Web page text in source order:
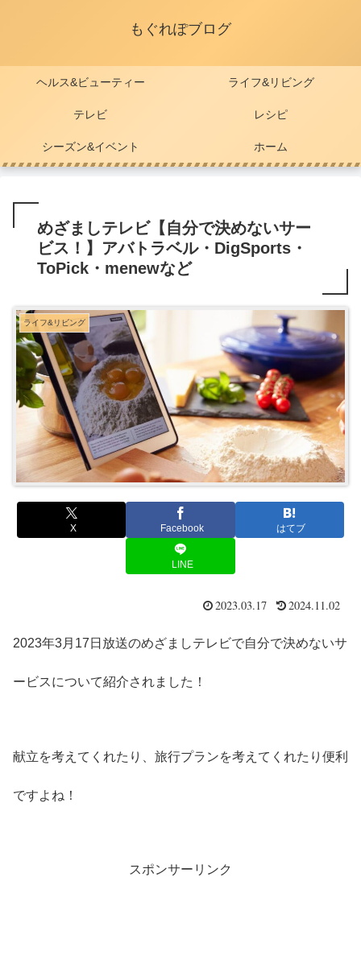
もぐれぽブログ
ヘルス&ビューティー ライフ&リビング
テレビ レシピ
シーズン&イベント ホーム
めざましテレビ【自分で決めないサー
ビス！】アバトラベル・DigSports・
ToPick・menewなど
ライフ&リビング
X Facebook はてブ
LINE
2023.03.17 2024.11.02
2023年3月17日放送のめざましテレビで自分で決めないサ
ービスについて紹介されました！
献立を考えてくれたり、旅行プランを考えてくれたり便利
ですよね！
スポンサーリンク